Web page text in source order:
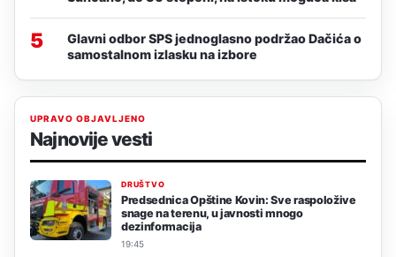
5
Glavni odbor SPS jednoglasno podržao Dačića o
samostalnom izlasku na izbore
UPRAVO OBJAVLJENO
Najnovije vesti
DRUŠTVO
Predsednica Opštine Kovin: Sve raspoložive
snage na terenu, u javnosti mnogo
dezinformacija
19:45